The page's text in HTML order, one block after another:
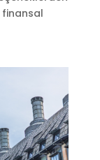
finansal